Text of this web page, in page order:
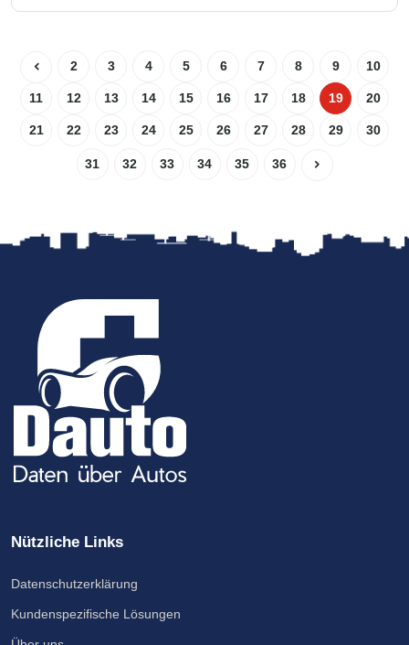
2 3 4 5 6 7 8 9 10
11 12 13 14 15 16 17 18 19 20
21 22 23 24 25 26 27 28 29 30
31 32 33 34 35 36
Nützliche Links
Datenschutzerklärung
Kundenspezifische Lösungen